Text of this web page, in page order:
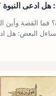
هل ادعى
البعض: هل